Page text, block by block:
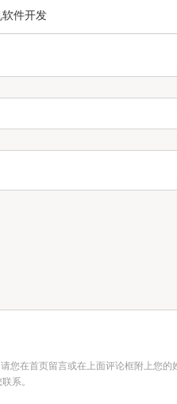
件开发
您在首页留言或在上面评论框附上您的
系。